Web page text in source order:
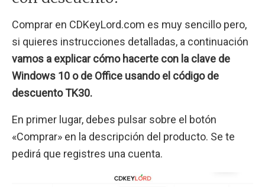
Comprar en CDKeyLord.com es muy sencillo pero,
si quieres instrucciones detalladas, a continuación
vamos a explicar cómo hacerte con la clave de
Windows 10 o de Office usando el código de
descuento TK30.
En primer lugar, debes pulsar sobre el botón
«Comprar» en la descripción del producto. Se te
pedirá que registres una cuenta.